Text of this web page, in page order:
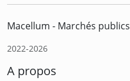
Macellum - Marchés publics
2022-2026
A propos